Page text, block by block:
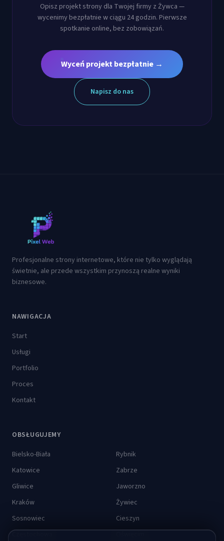
Opisz projekt strony dla Twojej firmy z Żywca —
wycenimy bezpłatnie w ciągu 24 godzin. Pierwsze
spotkanie online, bez zobowiązań.
Wyceń projekt bezpłatnie →
Napisz do nas
Profesjonalne strony internetowe, które nie tylko wyglądają
świetnie, ale przede wszystkim przynoszą realne wyniki
biznesowe.
NAWIGACJA
Start
Usługi
Portfolio
Proces
Kontakt
OBSŁUGUJEMY
Bielsko-Biała
Katowice
Gliwice
Kraków
Sosnowiec
Rybnik
Zabrze
Jaworzno
Żywiec
Cieszyn